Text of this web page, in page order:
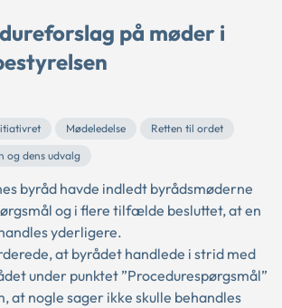
på møder i
Mødeledelse
Retten til ordet
og dens udvalg
byråd havde indledt byrådsmøderne
og i flere tilfælde besluttet, at en
yderligere.
at byrådet handlede i strid med
under punktet ”Procedurespørgsmål”
at nogle sager ikke skulle behandles